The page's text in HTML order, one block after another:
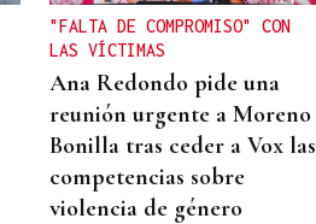
"FALTA DE COMPROMISO" CON
LAS VÍCTIMAS
Ana Redondo pide una
reunión urgente a Moreno
Bonilla tras ceder a Vox las
competencias sobre
violencia de género